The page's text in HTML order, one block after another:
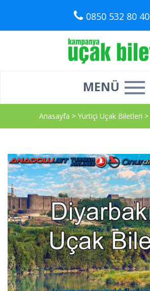
0850 532 80 40
MENÜ
Anasayfa > Yurtiçi Uçak Biletleri >